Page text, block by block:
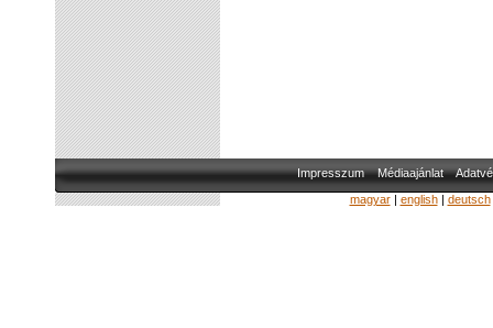
Impresszum Médiaajánlat
magyar| english| deutsch